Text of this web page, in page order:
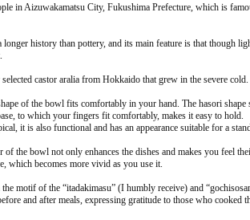
in Aizuwakamatsu City, Fukushima Prefecture, which is
history than pottery, and its main feature is that though
castor aralia from Hokkaido that grew in the severe cold.
of the bowl fits comfortably in your hand. The hasori
to which your fingers fit comfortably, makes it easy to hold.
it is also functional and has an appearance suitable for a
the bowl not only enhances the dishes and makes you feel
which becomes more vivid as you use it.
motif of the “itadakimasu” (I humbly receive) and
and after meals, expressing gratitude to those who cooked